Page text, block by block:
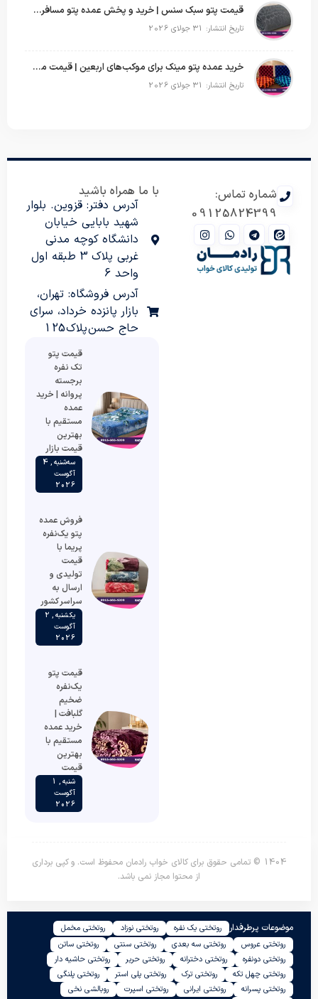
قیمت پتو سبک سنس | خرید و پخش عمده پتو مسافرتی Sense
تاریخ انتشار: 31 جولای 2026
خرید عمده پتو مینک برای موکب‌های اربعین | قیمت مناسب و ارسال سریع
تاریخ انتشار: 31 جولای 2026
شماره تماس:
09125824399
با ما همراه باشید
آدرس دفتر: قزوین. بلوار
شهید بابایی خیابان
دانشگاه کوچه مدنی
غربی پلاک 3 طبقه اول
واحد 6
آدرس فروشگاه: تهران،
بازار پانزده خرداد، سرای
حاج حسن پلاک 125
قیمت پتو
تک نفره
برجسته
پروانه | خرید
عمده
مستقیم با
بهترین
قیمت بازار
سه‌شنبه , 4
آگوست
2026
فروش عمده
پتو یک‌نفره
پریما با
قیمت
تولیدی و
ارسال به
سراسر کشور
یکشنبه , 2
آگوست
2026
قیمت پتو
یک‌نفره
ضخیم
گلبافت |
خرید عمده
مستقیم با
بهترین
قیمت
شنبه , 1
آگوست
2026
1404 © تمامی حقوق برای کالای خواب رادمان محفوظ است. و کپی برداری
از محتوا مجاز نمی باشد.
موضوعات پرطرفدار روتختی یک نفره روتختی نوزاد
روتختی مخمل
روتختی عروس
روتختی سه بعدی روتختی سنتی
روتختی ساتن
روتختی دونفره
روتختی دخترانه روتختی حریر
روتختی حاشیه دار
روتختی چهل تکه
روتختی ترک روتختی پلی استر
روتختی پلنگی
روتختی پسرانه
روتختی ایرانی روتختی اسپرت
روبالشی نخی